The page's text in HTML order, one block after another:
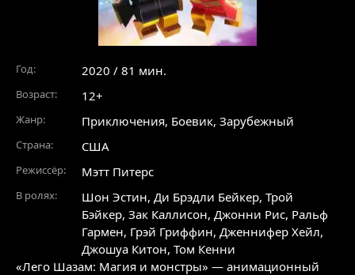
Год: 2020 / 81 мин.
Возраст: 12+
Жанр: Приключения, Боевик, Зарубежный
Страна: США
Режиссёр: Мэтт Питерс
В ролях: Шон Эстин, Ди Брэдли Бейкер, Трой
Бэйкер, Зак Каллисон, Джонни Рис, Ральф
Гармен, Грэй Гриффин, Дженнифер Хейл,
Джошуа Китон, Том Кенни
«Лего Шазам: Магия и монстры» — анимационный